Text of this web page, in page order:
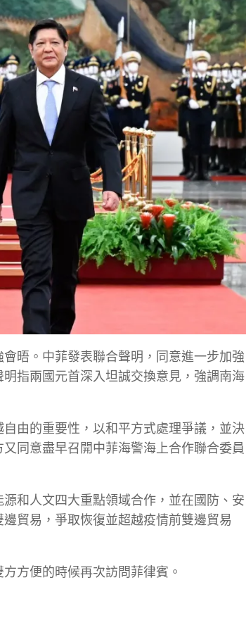
晤。中菲發表聯合聲明，同意進一步加強
指兩國元首深入坦誠交換意見，強調南海
由的重要性，以和平方式處理爭議，並決
同意盡早召開中菲海警海上合作聯合委員
和人文四大重點領域合作，並在國防、安
貿易，爭取恢復並超越疫情前雙邊貿易
方便的時候再次訪問菲律賓。